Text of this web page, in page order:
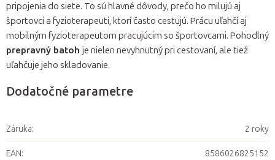
pripojenia do siete. To sú hlavné dôvody, prečo ho milujú aj
športovci a fyzioterapeuti, ktorí často cestujú. Prácu uľahčí aj
mobilným fyzioterapeutom pracujúcim so športovcami. Pohodlný
prepravný batoh je nielen nevyhnutný pri cestovaní, ale tiež
uľahčuje jeho skladovanie.
Dodatočné parametre
Záruka: 2 roky
EAN: 8586026825152